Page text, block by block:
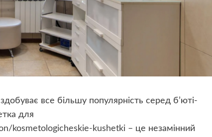
все більшу популярність серед б’юті-
для
kosmetologicheskie-kushetki – це незамінний